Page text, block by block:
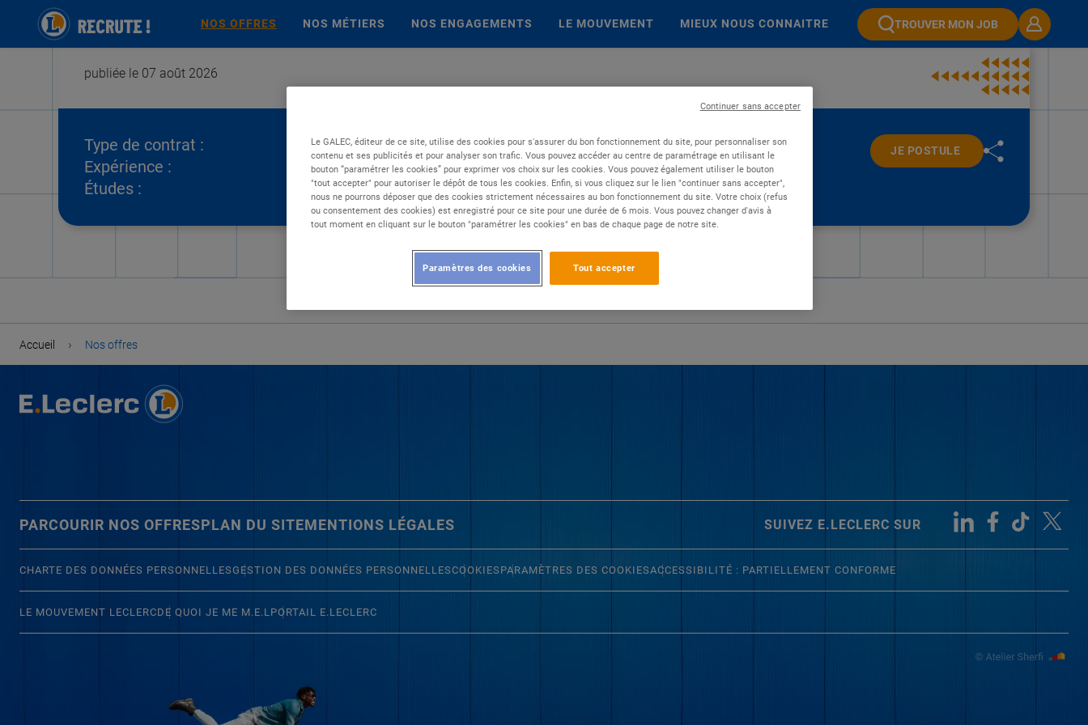
NOS OFFRES NOS MÉTIERS NOS ENGAGEMENTS LE MOUVEMENT MIEUX NOUS CONNAITRE TROUVER MON JOB
publiée le 07 août 2026
Type de contrat :
Expérience :
Études :
JE POSTULE
Accueil › Nos offres
PARCOURIR NOS OFFRESPLAN DU SITEMENTIONS LÉGALES SUIVEZ E.LECLERC SUR
CHARTE DES DONNÉES PERSONNELLESGESTION DES DONNÉES PERSONNELLESCOOKIES PARAMÈTRES DES COOKIESACCESSIBILITÉ : PARTIELLEMENT CONFORME
LE MOUVEMENT LECLERCDE QUOI JE ME M.E.LPORTAIL E.LECLERC
Le GALEC, éditeur de ce site, utilise des cookies pour s'assurer du bon fonctionnement du site, pour personnaliser son
contenu et ses publicités et pour analyser son trafic. Vous pouvez accéder au centre de paramétrage en utilisant le
bouton “paramétrer les cookies” pour exprimer vos choix sur les cookies. Vous pouvez également utiliser le bouton
"tout accepter" pour autoriser le dépôt de tous les cookies. Enfin, si vous cliquez sur le lien "continuer sans accepter",
nous ne pourrons déposer que des cookies strictement nécessaires au bon fonctionnement du site. Votre choix (refus
ou consentement des cookies) est enregistré pour ce site pour une durée de 6 mois. Vous pouvez changer d'avis à
tout moment en cliquant sur le bouton "paramétrer les cookies" en bas de chaque page de notre site.
Tout accepter
Paramètres des cookies
Continuer sans accepter